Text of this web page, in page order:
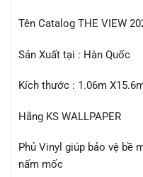
Tên Catalog THE VIEW
Sản Xuất tại : Hàn Quốc
Kích thước : 1.06m
Hãng KS WALLPAPER
Phủ Vinyl giúp bảo vệ bề
nấm mốc